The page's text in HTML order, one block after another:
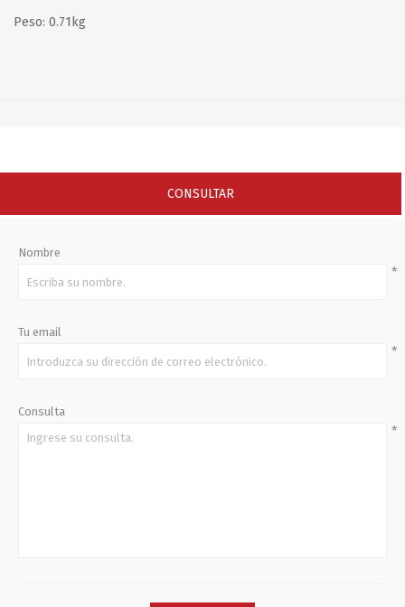
Peso: 0.71kg
CONSULTAR
Nombre
*
Tu email
*
Consulta
*